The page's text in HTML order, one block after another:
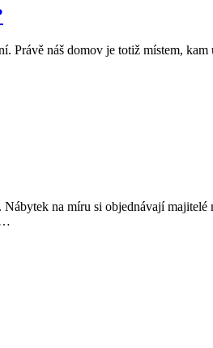
Právě náš domov je totiž místem,
na míru si objednávají